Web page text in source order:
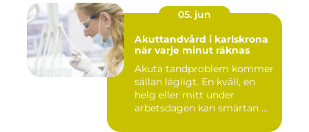
05. jun
Akuttandvård i karlskrona
när varje minut räknas
Akuta tandproblem kommer
sällan lägligt. En kväll, en
helg eller mitt under
arbetsdagen kan smärtan ...